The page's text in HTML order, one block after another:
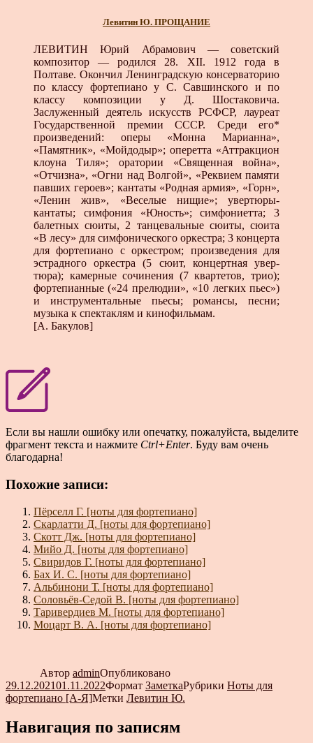
Левитин Ю. ПРОЩАНИЕ
ЛЕВИТИН Юрий Абрамович — советский
композитор — родился 28. XII. 1912 года в
Полтаве. Окончил Ленинград­скую консерваторию
по классу фортепиано у С. Савшинского и по
классу композиции у Д. Шостаковича.
Заслуженный деятель искусств РСФСР, лауреат
Государственной премии СССР. Среди его*
произведений: оперы «Монна Марианна»,
«Памятник», «Мойдодыр»; оперетта «Аттракцион
клоуна Ти­ля»; оратории «Священная война»,
«Отчизна», «Огни над Волгой», «Реквием памяти
павших героев»; кантаты «Родная армия», «Горн»,
«Ленин жив», «Веселые нищие»; увертюры-
кантаты; симфония «Юность»; симфониетта; 3
балетных сюи­ты, 2 танцевальные сюиты, сюита
«В лесу» для симфониче­ского оркестра; 3 концерта
для фортепиано с оркестром; про­изведения для
эстрадного оркестра (5 сюит, концертная увер­
тюра); камерные сочинения (7 квартетов, трио);
фортепиан­ные («24 прелюдии», «10 легких пьес»)
и инструментальные пьесы; романсы, песни;
музыка к спектаклям и кинофильмам.
[А. Бакулов]
Если вы нашли ошибку или опечатку, пожалуйста, выделите
фрагмент текста и нажмите Ctrl+Enter. Буду вам очень
благодарна!
Похожие записи:
Пёрселл Г. [ноты для фортепиано]
Скарлатти Д. [ноты для фортепиано]
Скотт Дж. [ноты для фортепиано]
Мийо Д. [ноты для фортепиано]
Свиридов Г. [ноты для фортепиано]
Бах И. С. [ноты для фортепиано]
Альбинони Т. [ноты для фортепиано]
Соловьёв-Седой В. [ноты для фортепиано]
Таривердиев М. [ноты для фортепиано]
Моцарт В. А. [ноты для фортепиано]
Автор adminОпубликовано
29.12.202101.11.2022Формат ЗаметкаРубрики Ноты для
фортепиано [А-Я]Метки Левитин Ю.
Навигация по записям